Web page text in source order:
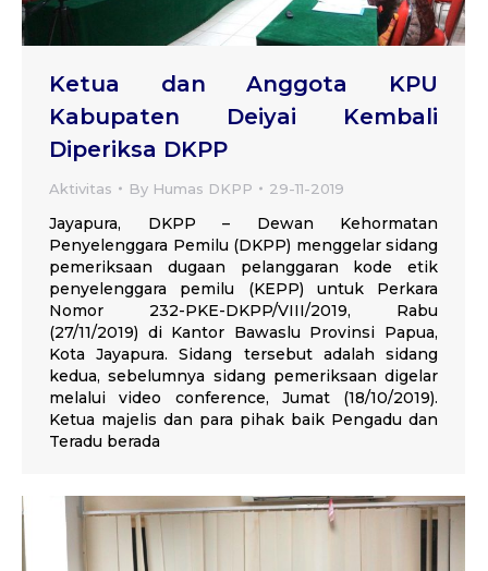
Ketua dan Anggota KPU
Kabupaten Deiyai Kembali
Diperiksa DKPP
Aktivitas By Humas DKPP 29-11-2019
Jayapura, DKPP – Dewan Kehormatan
Penyelenggara Pemilu (DKPP) menggelar sidang
pemeriksaan dugaan pelanggaran kode etik
penyelenggara pemilu (KEPP) untuk Perkara
Nomor 232-PKE-DKPP/VIII/2019, Rabu
(27/11/2019) di Kantor Bawaslu Provinsi Papua,
Kota Jayapura. Sidang tersebut adalah sidang
kedua, sebelumnya sidang pemeriksaan digelar
melalui video conference, Jumat (18/10/2019).
Ketua majelis dan para pihak baik Pengadu dan
Teradu berada